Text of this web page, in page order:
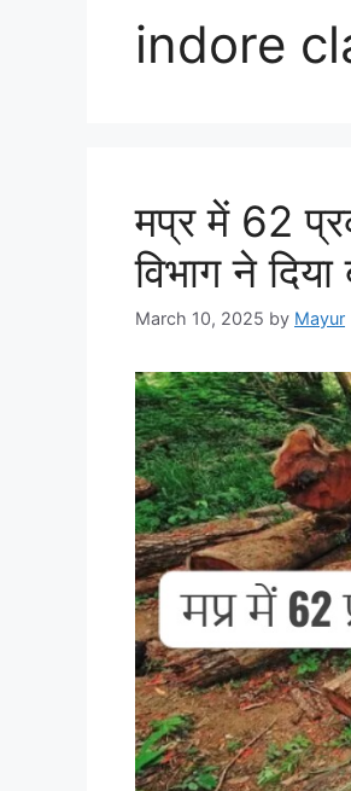
indore
मप्र में 62
विभाग ने
March 10, 2025 by Mayur